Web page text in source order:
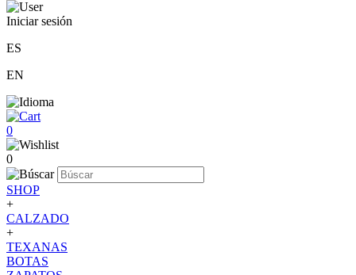
Iniciar sesión
ES
EN
0
0
SHOP
+
CALZADO
+
TEXANAS
BOTAS